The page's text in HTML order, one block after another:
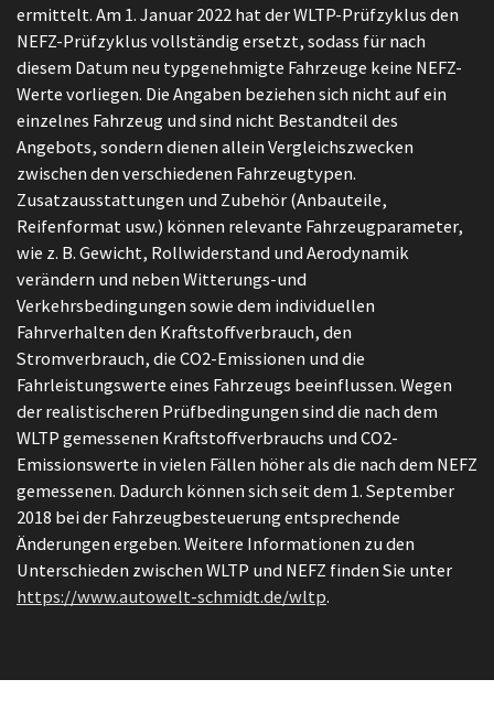
ermittelt. Am 1. Januar 2022 hat der WLTP-Prüfzyklus den
NEFZ-Prüfzyklus vollständig ersetzt, sodass für nach
diesem Datum neu typgenehmigte Fahrzeuge keine NEFZ-
Werte vorliegen. Die Angaben beziehen sich nicht auf ein
einzelnes Fahrzeug und sind nicht Bestandteil des
Angebots, sondern dienen allein Vergleichszwecken
zwischen den verschiedenen Fahrzeugtypen.
Zusatzausstattungen und Zubehör (Anbauteile,
Reifenformat usw.) können relevante Fahrzeugparameter,
wie z. B. Gewicht, Rollwiderstand und Aerodynamik
verändern und neben Witterungs-und
Verkehrsbedingungen sowie dem individuellen
Fahrverhalten den Kraftstoffverbrauch, den
Stromverbrauch, die CO2-Emissionen und die
Fahrleistungswerte eines Fahrzeugs beeinflussen. Wegen
der realistischeren Prüfbedingungen sind die nach dem
WLTP gemessenen Kraftstoffverbrauchs und CO2-
Emissionswerte in vielen Fällen höher als die nach dem NEFZ
gemessenen. Dadurch können sich seit dem 1. September
2018 bei der Fahrzeugbesteuerung entsprechende
Änderungen ergeben. Weitere Informationen zu den
Unterschieden zwischen WLTP und NEFZ finden Sie unter
https://www.autowelt-schmidt.de/wltp.